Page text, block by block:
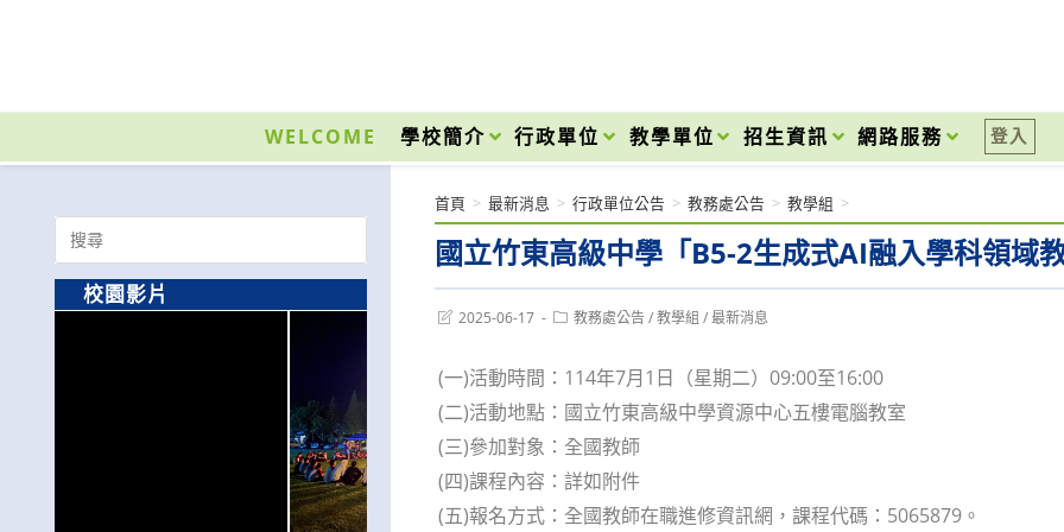
內
WELCOME 學校簡介 行政單位 教學單位 招生資訊 網路服務 登入
國立竹東高級中學「B5-2生成式AI融入學科領域教
首頁 > 最新消息 > 行政單位公告 > 教務處公告 > 教學組 >
Post2025-06-17
Post教務處公告 / 教學組 / 最新消息
(一)活動時間：114年7月1日（星期二）09:00至16:00
(二)活動地點：國立竹東高級中學資源中心五樓電腦教室
(三)參加對象：全國教師
(四)課程內容：詳如附件
(五)報名方式：全國教師在職進修資訊網，課程代碼：5065879。
Search
for:
校園影片